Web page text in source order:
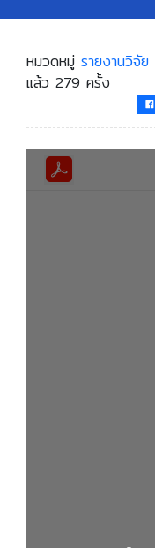
หมวดหมู่ รายงานวิจัย
แล้ว 279 ครั้ง